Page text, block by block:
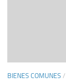
BIENES COMUNES /